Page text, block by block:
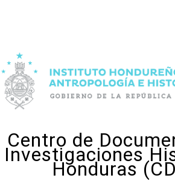
Centro de
Investigaciones
Honduras